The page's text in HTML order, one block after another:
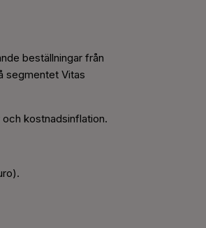
beställningar från
segmentet Vitas
kostnadsinflation.